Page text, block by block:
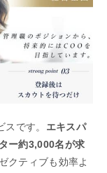
です。 エキスパ
ー約3,000名が求
クティブも効率よ